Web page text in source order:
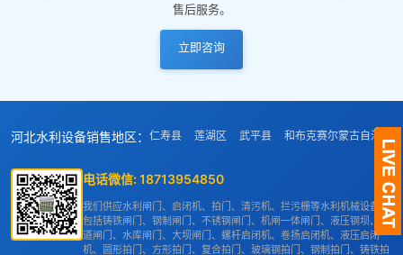
售后服务。
立即咨询
河北水利设备销售地区： 仁寿县 莲湖区 武平县 和布克赛尔蒙古自治县
电话微信:18713954850
我们供应水利闸门、启闭机、拍门、清污机、拦污栅等水利机械设备，
包括铸铁闸门、钢制闸门、不锈钢闸门、机闸一体闸门、液压钢坝、渠
道闸门、水库闸门、大坝闸门、螺杆启闭机、卷扬启闭机、液压启闭
机、圆形拍门、方形拍门、复合拍门、玻璃钢拍门、钢制拍门、铸铁拍